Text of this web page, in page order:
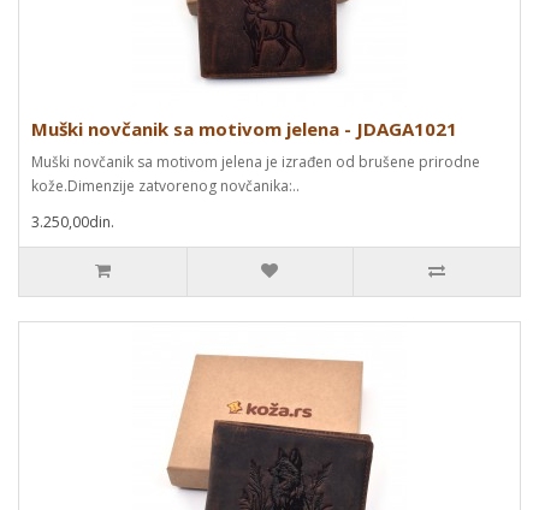
Muški novčanik sa motivom jelena - JDAGA1021
Muški novčanik sa motivom jelena je izrađen od brušene prirodne
kože.Dimenzije zatvorenog novčanika:..
3.250,00din.